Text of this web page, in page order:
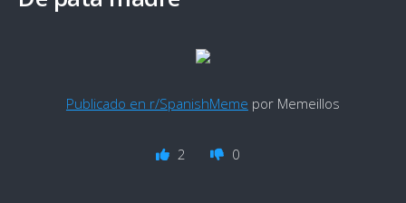
Publicado en r/SpanishMeme por Memeillos
2 0